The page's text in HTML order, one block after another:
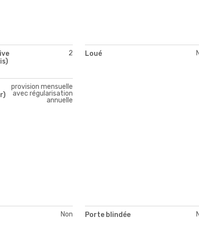
2 Loué
provision mensuelle
avec régularisation
annuelle
Non Porte blindée